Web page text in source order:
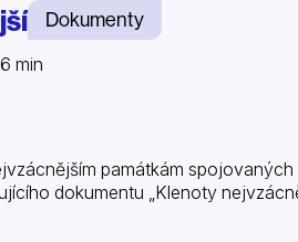
Dokumenty
min
památkám
dokumentu „Klenoty